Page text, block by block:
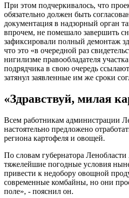
При этом подчеркивалось, что
обязательно должен быть
документация в надзорный орган
впрочем, не помешало завершить
зафиксировали полный демонтаж
что это «в очередной раз
нигилизме правообладателя
подрядчика в свою очередь
затянул заявленные им же сроки
«Здравствуй, милая
Всем работникам администрации
настоятельно предложено
региона картофеля и овощей.
По словам губернатора
тяжелейшие погодные условия
привести к недобору овощной
современные комбайны, но они
поле», - пояснил он.